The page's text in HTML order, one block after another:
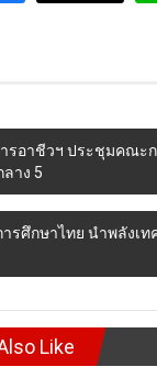
รอาชีวฯ ประชุมคณะ
าง 5
รศึกษาไทย นำพลังเท
Like